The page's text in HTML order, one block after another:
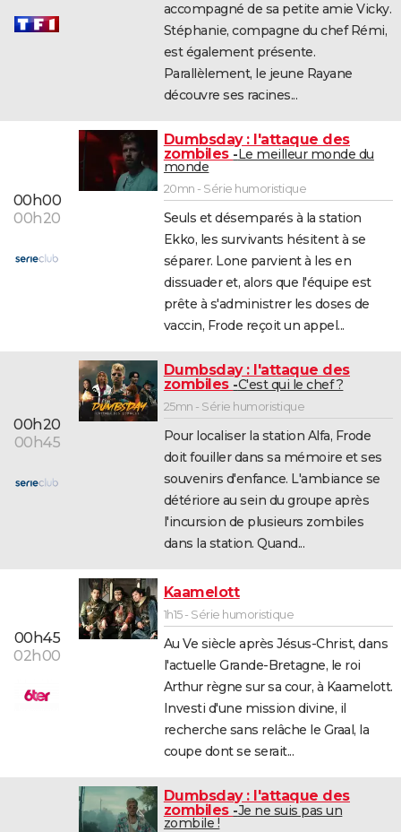
accompagné de sa petite amie Vicky.
Stéphanie, compagne du chef Rémi,
est également présente.
Parallèlement, le jeune Rayane
découvre ses racines...
00h00
00h20
Dumbsday : l'attaque des
zombiles
Le meilleur monde du
monde
20mn - Série humoristique
Seuls et désemparés à la station
Ekko, les survivants hésitent à se
séparer. Lone parvient à les en
dissuader et, alors que l'équipe est
prête à s'administrer les doses de
vaccin, Frode reçoit un appel...
00h20
00h45
Dumbsday : l'attaque des
zombiles C'est qui le chef ?
25mn - Série humoristique
Pour localiser la station Alfa, Frode
doit fouiller dans sa mémoire et ses
souvenirs d'enfance. L'ambiance se
détériore au sein du groupe après
l'incursion de plusieurs zombiles
dans la station. Quand...
00h45
02h00
Kaamelott
1h15 - Série humoristique
Au Ve siècle après Jésus-Christ, dans
l'actuelle Grande-Bretagne, le roi
Arthur règne sur sa cour, à Kaamelott.
Investi d'une mission divine, il
recherche sans relâche le Graal, la
coupe dont se serait...
Dumbsday : l'attaque des
zombiles Je ne suis pas un
zombile !